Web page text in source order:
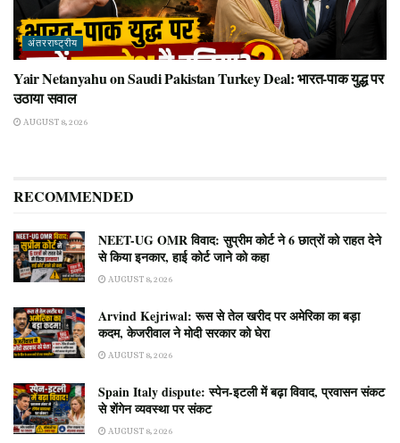
अंतरराष्ट्रीय
Yair Netanyahu on Saudi Pakistan Turkey Deal: भारत-पाक युद्ध पर
उठाया सवाल
AUGUST 8, 2026
RECOMMENDED
NEET-UG OMR विवाद: सुप्रीम कोर्ट ने 6 छात्रों को राहत देने
से किया इनकार, हाई कोर्ट जाने को कहा
AUGUST 8, 2026
Arvind Kejriwal: रूस से तेल खरीद पर अमेरिका का बड़ा
कदम, केजरीवाल ने मोदी सरकार को घेरा
AUGUST 8, 2026
Spain Italy dispute: स्पेन-इटली में बढ़ा विवाद, प्रवासन संकट
से शेंगेन व्यवस्था पर संकट
AUGUST 8, 2026